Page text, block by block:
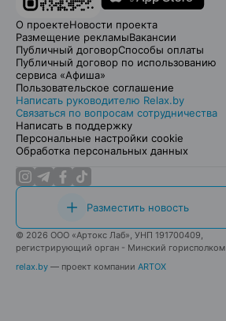
О проектеНовости проекта
Размещение рекламыВакансии
Публичный договорСпособы оплаты
Публичный договор по использованию
сервиса «Афиша»
Пользовательское соглашение
Написать руководителю Relax.by
Связаться по вопросам сотрудничества
Написать в поддержку
Персональные настройки cookie
Обработка персональных данных
Разместить новость
© 2026 ООО «Артокс Лаб», УНП 191700409,
регистрирующий орган - Минский горисполком
relax.by — проект компании ARTOX